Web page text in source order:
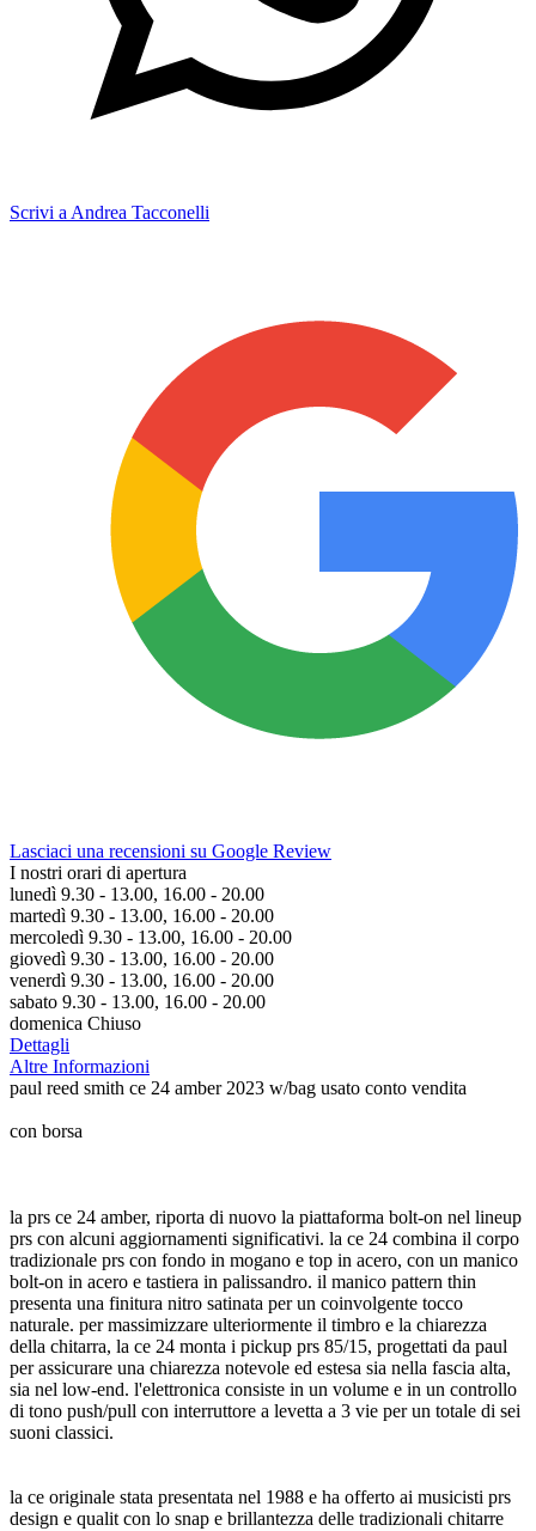
Scrivi a Andrea Tacconelli
Lasciaci una recensioni su Google Review
I nostri orari di apertura
lunedì 9.30 - 13.00, 16.00 - 20.00
martedì 9.30 - 13.00, 16.00 - 20.00
mercoledì 9.30 - 13.00, 16.00 - 20.00
giovedì 9.30 - 13.00, 16.00 - 20.00
venerdì 9.30 - 13.00, 16.00 - 20.00
sabato 9.30 - 13.00, 16.00 - 20.00
domenica Chiuso
Dettagli
Altre Informazioni
paul reed smith ce 24 amber 2023 w/bag usato conto vendita
con borsa
la prs ce 24 amber, riporta di nuovo la piattaforma bolt-on nel lineup
prs con alcuni aggiornamenti significativi. la ce 24 combina il corpo
tradizionale prs con fondo in mogano e top in acero, con un manico
bolt-on in acero e tastiera in palissandro. il manico pattern thin
presenta una finitura nitro satinata per un coinvolgente tocco
naturale. per massimizzare ulteriormente il timbro e la chiarezza
della chitarra, la ce 24 monta i pickup prs 85/15, progettati da paul
per assicurare una chiarezza notevole ed estesa sia nella fascia alta,
sia nel low-end. l'elettronica consiste in un volume e in un controllo
di tono push/pull con interruttore a levetta a 3 vie per un totale di sei
suoni classici.
la ce originale stata presentata nel 1988 e ha offerto ai musicisti prs
design e qualit con lo snap e brillantezza delle tradizionali chitarre